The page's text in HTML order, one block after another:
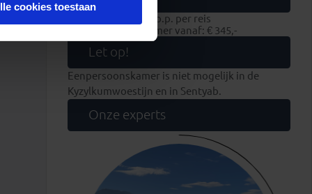
cookies toestaan
Zakgeld: € 250,- p.p. per reis
Eenpersoonskamer vanaf: € 345,-
Let op!
Eenpersoonskamer is niet mogelijk in de
Kyzylkumwoestijn en in Sentyab.
Onze experts